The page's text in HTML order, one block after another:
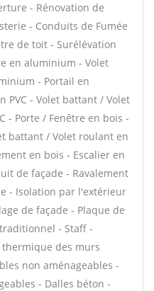
- Rénovation de
- Conduits de Fumée
de toit - Surélévation
en aluminium - Volet
- Portail en
PVC - Volet battant / Volet
- Porte / Fenêtre en bois -
battant / Volet roulant en
en bois - Escalier en
de façade - Ravalement
- Isolation par l'extérieur
de façade - Plaque de
- Staff -
des murs
non aménageables -
- Dalles béton -